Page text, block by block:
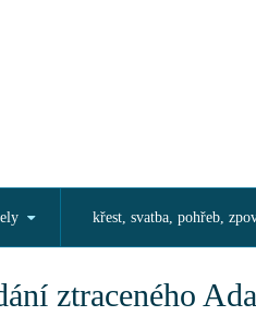
křest, svatba, pohřeb,
ztraceného